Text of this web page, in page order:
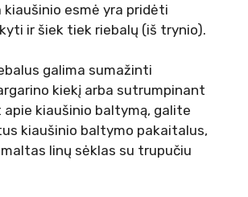
kiaušinio esmė yra pridėti
ir šiek tiek riebalų (iš trynio).
galima sumažinti
kiekį arba sutrumpinant
apie kiaušinio baltymą, galite
kiaušinio baltymo pakaitalus,
linų sėklas su trupučiu